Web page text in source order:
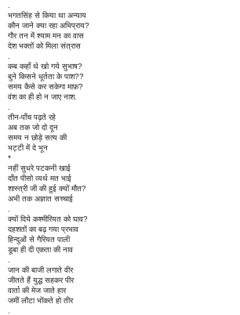
भगतसिंह से किया था अन्याय
कौन जाने क्या रहा अभिप्राय?
गौर तन में श्याम मन का वास
देश भक्तों को मिला संत्रास
कब कहाँ थे खो गये सुभाष?
बुने किसने धूर्तता के पाश??
समय कैसे कर सकेगा माफ़?
वंश का ही हो न जाए नाश.
तीन-पाँच पढ़ते रहे
अब तक जो दो दून
समय न छोड़े सत्य की
भट्टी में दे भून
*
नहीं सुधरे पटकनी खाई
दाँत पीसो व्यर्थ मत भाई
शास्त्री जी की हुई क्यों मौत?
अभी तक अज्ञात सच्चाई
क्यों दिये कश्मीरियत को घाव?
दहशतों का बढ़ गया प्रभाव
हिन्दुओं से गैरियत पाली
डूबा ही दी एकता की नाव
जान की बाजी लगाते वीर
जीतते हैं युद्ध सहकर पीर
वार्ता की मेज जाते हार
जमीं लौटा भोंकते हो तीर